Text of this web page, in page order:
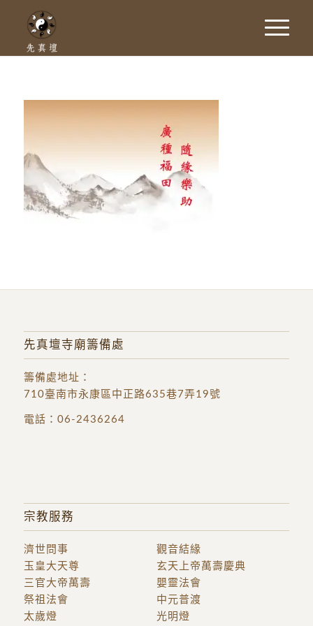
先真壇寺廟籌備處
籌備處地址 ：
710臺南市永康區中正路635巷7弄19號
電話： 06-2436264
宗教服務
濟世問事
觀音結緣
玉皇大天尊
三官大帝萬壽
玄天上帝萬壽慶典
嬰靈法會
祭祖法會
中元普渡
太歲燈
光明燈